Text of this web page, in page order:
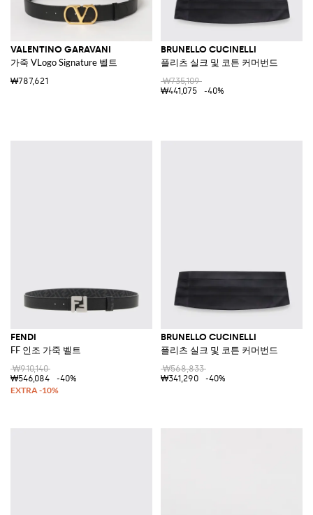
VALENTINO GARAVANI
가죽 VLogo Signature 벨트
₩787,621
BRUNELLO CUCINELLI
플리츠 실크 및 코튼 커머번드
₩735,109
₩441,075
-40%
FENDI
FF 인조 가죽 벨트
₩910,140
₩546,084
-40%
BRUNELLO CUCINELLI
플리츠 실크 및 코튼 커머번드
₩568,833
₩341,290
-40%